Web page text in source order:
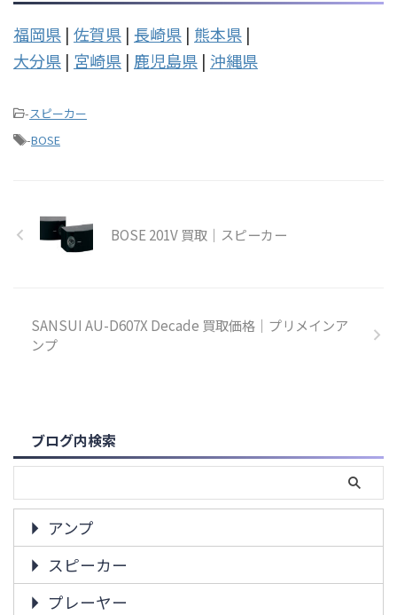
福岡県 | 佐賀県 | 長崎県 | 熊本県 |
大分県 | 宮崎県 | 鹿児島県 | 沖縄県
-スピーカー
-BOSE
BOSE 201V 買取｜スピーカー
SANSUI AU-D607X Decade 買取価格｜プリメインア
ンプ
ブログ内検索
アンプ
スピーカー
プレーヤー